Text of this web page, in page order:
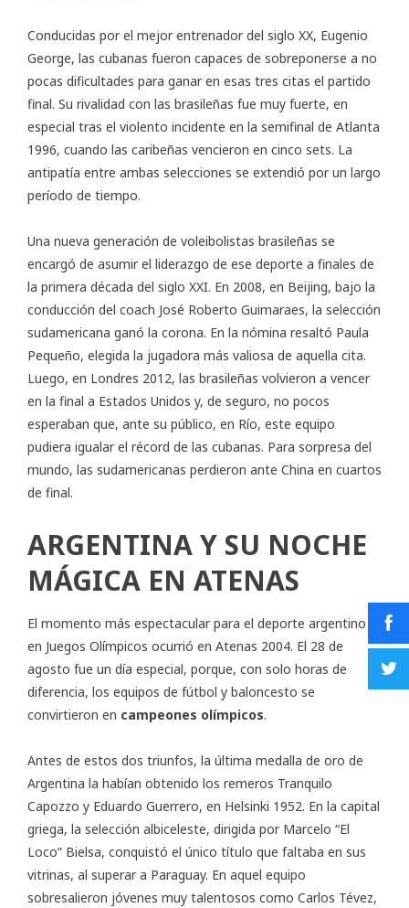
Conducidas por el mejor entrenador del siglo XX, Eugenio
George, las cubanas fueron capaces de sobreponerse a no
pocas dificultades para ganar en esas tres citas el partido
final. Su rivalidad con las brasileñas fue muy fuerte, en
especial tras el violento incidente en la semifinal de Atlanta
1996, cuando las caribeñas vencieron en cinco sets. La
antipatía entre ambas selecciones se extendió por un largo
período de tiempo.
Una nueva generación de voleibolistas brasileñas se
encargó de asumir el liderazgo de ese deporte a finales de
la primera década del siglo XXI. En 2008, en Beijing, bajo la
conducción del coach José Roberto Guimaraes, la selección
sudamericana ganó la corona. En la nómina resaltó Paula
Pequeño, elegida la jugadora más valiosa de aquella cita.
Luego, en Londres 2012, las brasileñas volvieron a vencer
en la final a Estados Unidos y, de seguro, no pocos
esperaban que, ante su público, en Río, este equipo
pudiera igualar el récord de las cubanas. Para sorpresa del
mundo, las sudamericanas perdieron ante China en cuartos
de final.
ARGENTINA Y SU NOCHE
MÁGICA EN ATENAS
El momento más espectacular para el deporte argentino
en Juegos Olímpicos ocurrió en Atenas 2004. El 28 de
agosto fue un día especial, porque, con solo horas de
diferencia, los equipos de fútbol y baloncesto se
convirtieron en campeones olímpicos.
Antes de estos dos triunfos, la última medalla de oro de
Argentina la habían obtenido los remeros Tranquilo
Capozzo y Eduardo Guerrero, en Helsinki 1952. En la capital
griega, la selección albiceleste, dirigida por Marcelo “El
Loco” Bielsa, conquistó el único título que faltaba en sus
vitrinas, al superar a Paraguay. En aquel equipo
sobresalieron jóvenes muy talentosos como Carlos Tévez,